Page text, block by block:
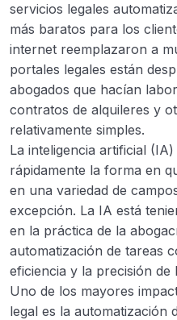
Examen final
Reuniones en VIVO
servicios legales
más baratos para los
internet reemplazaron a
portales legales están
abogados que hacían
contratos de alquileres y
relativamente simples.
La inteligencia artificial
rápidamente la forma en
en una variedad de
excepción. La IA está
en la práctica de la
automatización de tareas
eficiencia y la precisión de
Uno de los mayores
legal es la automatización